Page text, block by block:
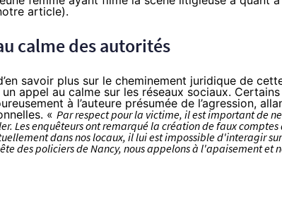
article).
calme des autorités
savoir plus sur le cheminement juridique de
appel au calme sur les réseaux sociaux. Certains
à l’auteure présumée de l’agression,
« Par respect pour la victime, il est important de
Les enquêteurs ont remarqué la création de faux
dans nos locaux, il lui est impossible d'interagir sur
des policiers de Nancy, nous appelons à l'apaisement et